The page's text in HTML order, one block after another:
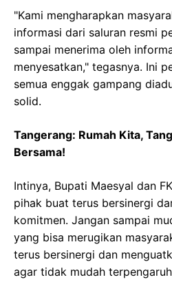
"Kami mengharapkan
informasi dari saluran resmi
sampai menerima oleh
menyesatkan," tegasnya. Ini
semua enggak gampang
solid.
Tangerang: Rumah Kita,
Bersama!
Intinya, Bupati Maesyal dan
pihak buat terus bersinergi
komitmen. Jangan sampai
yang bisa merugikan
terus bersinergi dan
agar tidak mudah